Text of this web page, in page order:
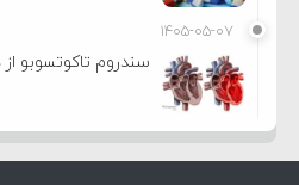
۱۴۰۵-۰۵-۰۷
سندروم تاکوتسوبو